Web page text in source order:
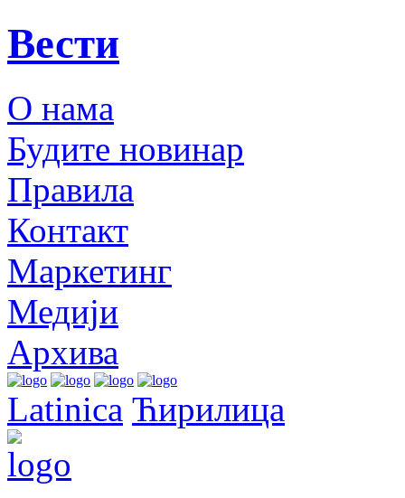
Вести
О нама
Будите новинар
Правила
Контакт
Маркетинг
Медији
Архива
Latinica Ћирилица